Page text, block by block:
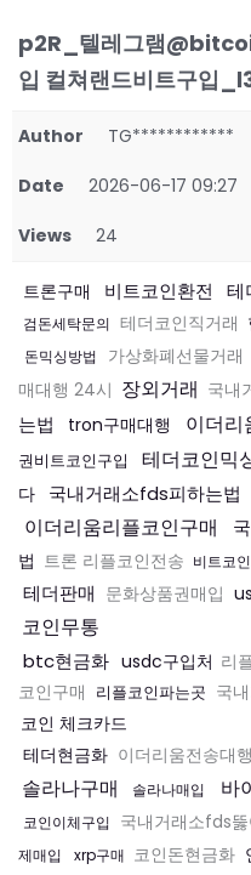
p2R_텔레그램
입 컬쳐랜드비트구입
Author TG************
Date 2026-06-17 09:27
Views 24
트론구매 비트코인환전 테
검돈세탁문의 테더코인직거래
돈믹싱방법 가상화폐선물거래
매대행 24시 장외거래 국내
는법
tron구매대행 이더리
권비트코인구입
테더코인믹
다 국내거래소fds피하는법
이더리움리플코인구매
법 트론 리플코인전송 비트코
테더판매 문화상품권매입
코인무통
btc현금화 usdc구입처 리
코인구매 리플코인파는곳 국
코인 체크카드
테더현금화 이더리움전송대행
솔라나구매 솔라나매입 바
코인이체구입 국내거래소fds
제매입
xrp구매 코인돈현금화